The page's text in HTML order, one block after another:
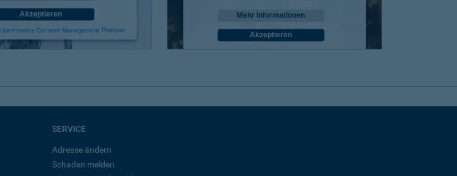
Akzeptieren
Usercentrics Consent Management Platform
Mehr Informationen
Akzeptieren
powered byUsercentrics Consent Management Platform
SERVICE
Adresse ändern
Schaden melden